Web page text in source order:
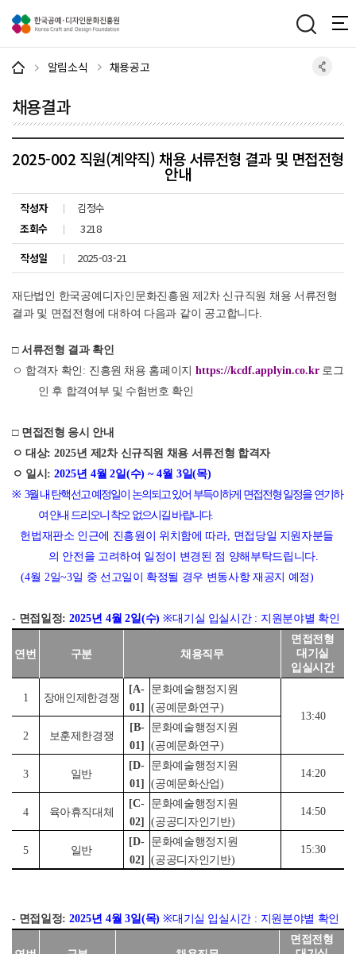
알림소식 채용공고
채용결과
2025-002 직원(계약직) 채용 서류전형 결과 및 면접전형
안내
작성자
김정수
조회수
3218
작성일
2025-03-21
재단법인 한국공예디자인문화진흥원 제 2차 신규직원 채용 서류전형
결과 및 면접전형에 대하여 다음과 같이 공고합니다.
□ 서류전형 결과 확인
ㅇ 합격자 확인 : 진흥원 채용 홈페 이지 https://kcdf.applyin.co.kr 로그
인 후 합격여부 및 수험번호 확인
□ 면접전형 응시 안내
ㅇ 대상: 2025년 제2차 신규직원 채용 서류전형 합격자
ㅇ 일시 :2025년 4월 2일(수) ~ 4월 3일(목)
※ 3월 내 탄핵선고 예정일이 논의되고 있어 부득이하게 면접전형 일정을 연기하
여 안내 드리오니 착오 없으시길 바랍니다.
헌법재판소 인근에 진흥원이 위치함에 따라, 면접당일 지원자분들
의 안전을 고려하여 일정이 변경된 점 양해부탁드립니다.
(4월 2일~3일 중 선고일이 확정될 경우 변동사항 재공지 예정)
- 면접일정:2025년 4월 2일(수)※대기실 입실시간 : 지원분야별 확인
연번 구분 채용직무
면접전형
대기실
입실시간
1 장애인제한경쟁
[A-
01]
문화예술행정지원
(공예문화연구)
13:40
2
보훈제한경쟁
[B-
01]
문화예술행정지원
(공예문화연구)
3 일반
[D-
01]
문화예술행정지원
(공예문화산업)
14:20
4 육아휴직대체
[C-
02]
문화예술행정지원
(공공디자인기반)
14:50
5 일반
[D-
02]
문화예술행정지원
(공공디자인기반)
15:30
- 면접일정:2025년 4월 3일(목) ※대기실 입실시간 : 지원분야별 확인
면접전형